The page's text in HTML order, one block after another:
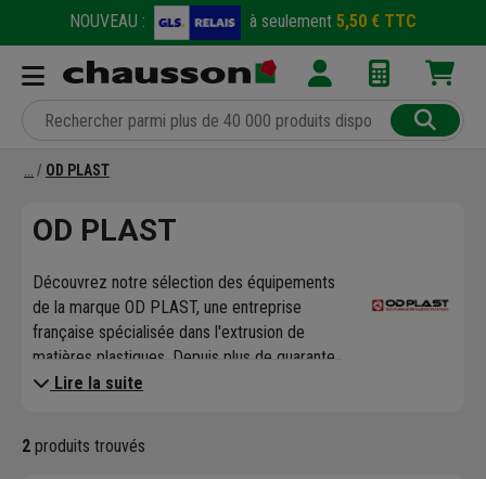
NOUVEAU : à seulement 5,50 € TTC
OD PLAST
OD PLAST
Découvrez notre sélection des équipements
de la marque OD PLAST, une entreprise
française spécialisée dans l'extrusion de
matières plastiques. Depuis plus de quarante
ans, cette marque conçoit et fabrique une
des travaux publics. Leur savoir-faire unique
Lire la suite
2 produits trouvés